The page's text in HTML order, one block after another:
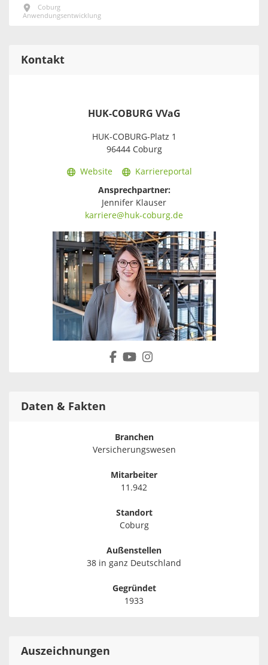
Coburg
Anwendungsentwicklung
Kontakt
HUK-COBURG VVaG
HUK-COBURG-Platz 1
96444 Coburg
Website
Karriereportal
Ansprechpartner:
Jennifer Klauser
karriere@huk-coburg.de
Daten & Fakten
Branchen
Versicherungswesen
Mitarbeiter
11.942
Standort
Coburg
Außenstellen
38 in ganz Deutschland
Gegründet
1933
Auszeichnungen